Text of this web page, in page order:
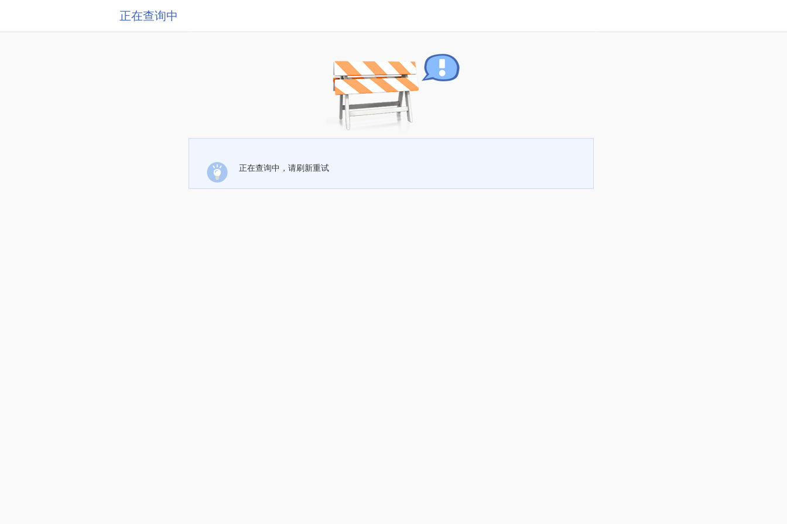
正在查询中
正在查询中，请刷新重试